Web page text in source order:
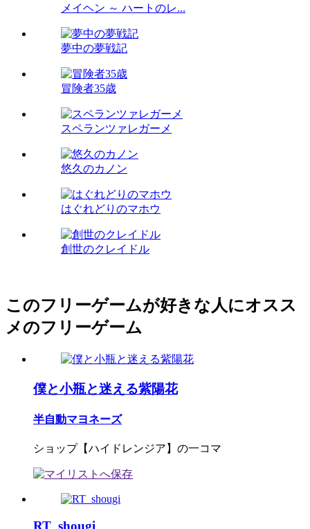
メイヘン ～ ハートのレ...
夢中の夢戦記
冒険者35歳
スペランツァレガーメ
悠久のカノン
はぐれどりのマホウ
創世のクレイドル
このフリーゲームが好きな人にオスス
メのフリーゲーム
僕と小瓶と迷える紫陽花
半自動マヨネーズ
ショップ【ハイドレンジア】の一コマ
RT_shougi